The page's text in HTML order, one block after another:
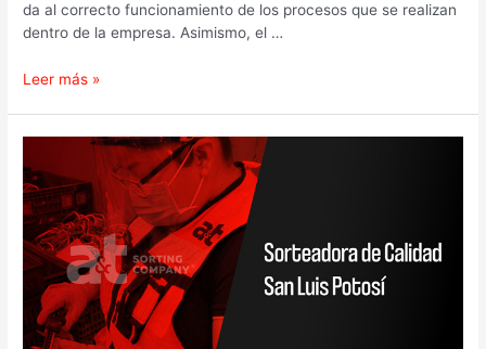
da al correcto funcionamiento de los procesos que se realizan
dentro de la empresa. Asimismo, el …
Leer más »
Especializados
de
Calidad
en
San
Luis
Potosí